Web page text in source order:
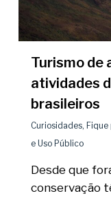
Turismo de
atividades
brasileiros
Curiosidades,
e Uso Público
Desde que
conservação